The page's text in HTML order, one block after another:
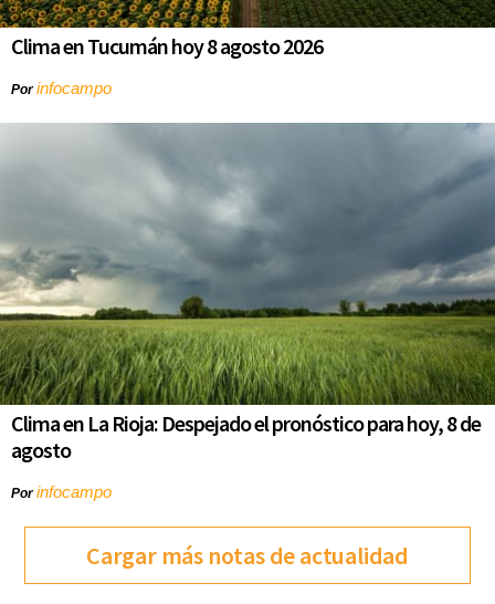
Clima en Tucumán hoy 8 agosto 2026
Porinfocampo
Clima en La Rioja: Despejado el pronóstico para hoy, 8 de
agosto
Porinfocampo
Cargar más notas de actualidad